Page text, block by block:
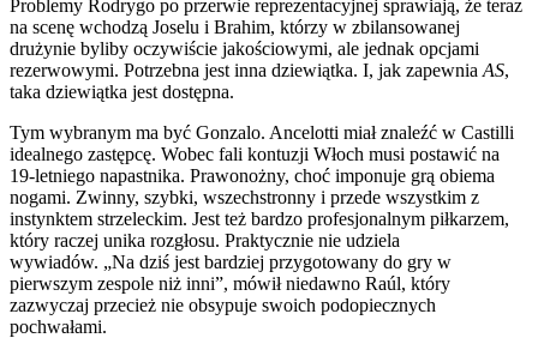
Problemy Rodrygo po przerwie reprezentacyjnej sprawiają, że teraz
na scenę wchodzą Joselu i Brahim, którzy w zbilansowanej
drużynie byliby oczywiście jakościowymi, ale jednak opcjami
rezerwowymi. Potrzebna jest inna dziewiątka. I, jak zapewnia AS,
taka dziewiątka jest dostępna.
Tym wybranym ma być Gonzalo. Ancelotti miał znaleźć w Castilli
idealnego zastępcę. Wobec fali kontuzji Włoch musi postawić na
19-letniego napastnika. Prawonożny, choć imponuje grą obiema
nogami. Zwinny, szybki, wszechstronny i przede wszystkim z
instynktem strzeleckim. Jest też bardzo profesjonalnym piłkarzem,
który raczej unika rozgłosu. Praktycznie nie udziela
wywiadów. „Na dziś jest bardziej przygotowany do gry w
pierwszym zespole niż inni”, mówił niedawno Raúl, który
zazwyczaj przecież nie obsypuje swoich podopiecznych
pochwałami.